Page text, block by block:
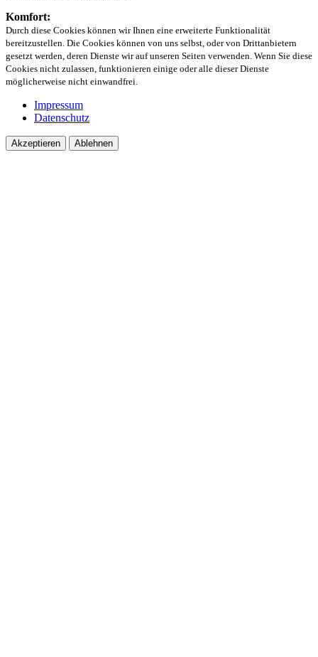
Komfort:
Durch diese Cookies können wir Ihnen eine erweiterte Funktionalität
bereitzustellen. Die Cookies können von uns selbst, oder von Drittanbietern
gesetzt werden, deren Dienste wir auf unseren Seiten verwenden. Wenn Sie diese
Cookies nicht zulassen, funktionieren einige oder alle dieser Dienste
möglicherweise nicht einwandfrei.
Impressum
Datenschutz
Akzeptieren Ablehnen